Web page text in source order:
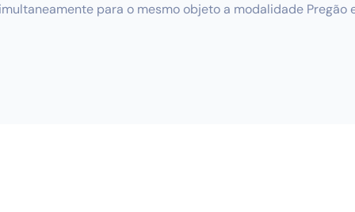
para o mesmo objeto a modalidade Pregão